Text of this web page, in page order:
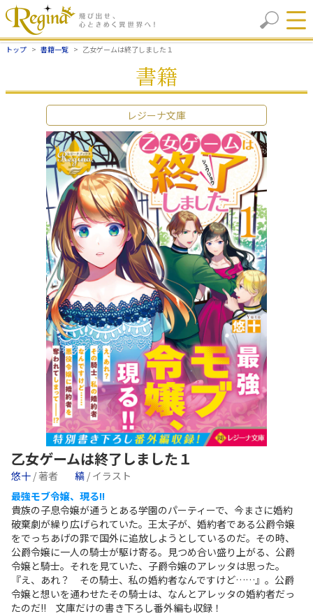
トップ 書籍一覧 乙女ゲームは終了しました１
書籍
レジーナ文庫
乙女ゲームは終了しました１
悠十 / 著者 縞 / イラスト
最強モブ令嬢、現る!!
貴族の子息令嬢が通うとある学園のパーティーで、今まさに婚約
破棄劇が繰り広げられていた。王太子が、婚約者である公爵令嬢
をでっちあげの罪で国外に追放しようとしているのだ。その時、
公爵令嬢に一人の騎士が駆け寄る。見つめ合い盛り上がる、公爵
令嬢と騎士。それを見ていた、子爵令嬢のアレッタは思った。
『え、あれ？ その騎士、私の婚約者なんですけど……』。公爵
令嬢と想いを通わせたその騎士は、なんとアレッタの婚約者だっ
たのだ!! 文庫だけの書き下ろし番外編も収録！